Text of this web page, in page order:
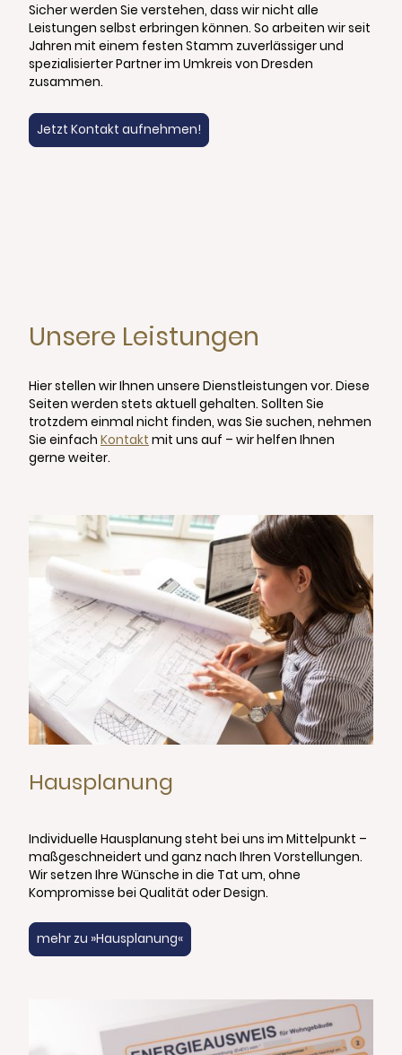
Sicher werden Sie verstehen, dass wir nicht alle
Leistungen selbst erbringen können. So arbeiten wir seit
Jahren mit einem festen Stamm zuverlässiger und
spezialisierter Partner im Umkreis von Dresden
zusammen.
Jetzt Kontakt aufnehmen!
Unsere Leistungen
Hier stellen wir Ihnen unsere Dienstleistungen vor. Diese
Seiten werden stets aktuell gehalten. Sollten Sie
trotzdem einmal nicht finden, was Sie suchen, nehmen
Sie einfach Kontakt mit uns auf – wir helfen Ihnen
gerne weiter.
Hausplanung
Individuelle Hausplanung steht bei uns im Mittelpunkt –
maßgeschneidert und ganz nach Ihren Vorstellungen.
Wir setzen Ihre Wünsche in die Tat um, ohne
Kompromisse bei Qualität oder Design.
mehr zu »Hausplanung«